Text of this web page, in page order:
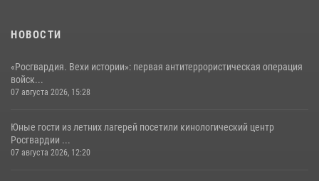
НОВОСТИ
«Росгвардия. Вехи истории»: первая антитеррористическая операция
войск...
07 августа 2026, 15:28
Юные гости из летних лагерей посетили кинологический центр
Росгвардии ...
07 августа 2026, 12:20